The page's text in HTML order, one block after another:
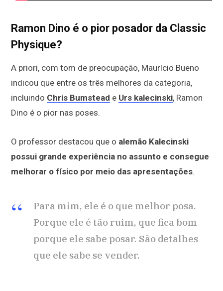
Ramon Dino é o pior posador da Classic
Physique?
A priori, com tom de preocupação, Maurício Bueno
indicou que entre os três melhores da categoria,
incluindo Chris Bumstead e Urs kalecinski, Ramon
Dino é o pior nas poses.
O professor destacou que o alemão Kalecinski
possui grande experiência no assunto e consegue
melhorar o físico por meio das apresentações.
Para mim, ele é o que melhor posa.
Porque ele é tão ruim, que fica bom
porque ele sabe posar. São detalhes
que ele sabe se vender.